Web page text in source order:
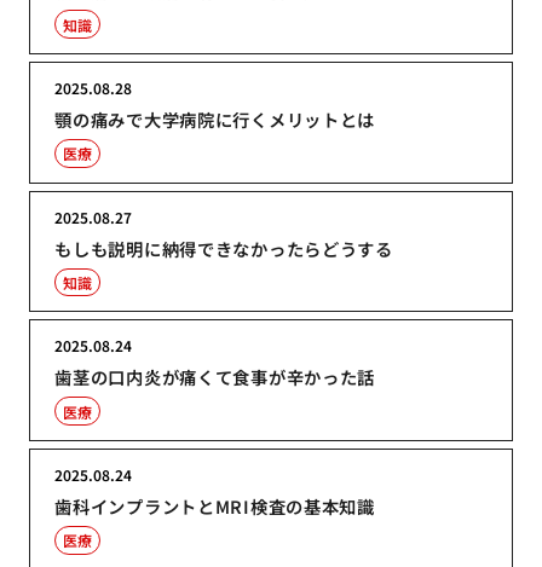
知識
顎の痛みで大学病院に行くメリットとは
2025.08.28
医療
もしも説明に納得できなかったらどうする
2025.08.27
知識
歯茎の口内炎が痛くて食事が辛かった話
2025.08.24
医療
歯科インプラントとMRI検査の基本知識
2025.08.24
医療